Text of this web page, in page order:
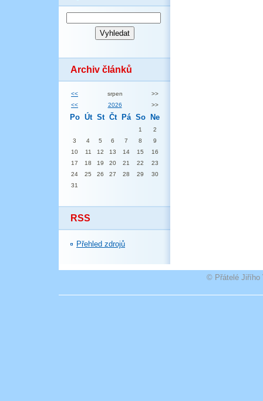
Archiv článků
<< srpen
>>
<<
2026 >>
Po Út St Čt Pá So Ne
1
2
3
4 5 6 7 8
9
10
11 12 13 14 15
16
17
18 19 20 21 22
23
24
25 26 27 28 29
30
31
RSS
Přehled zdrojů
© Přátelé